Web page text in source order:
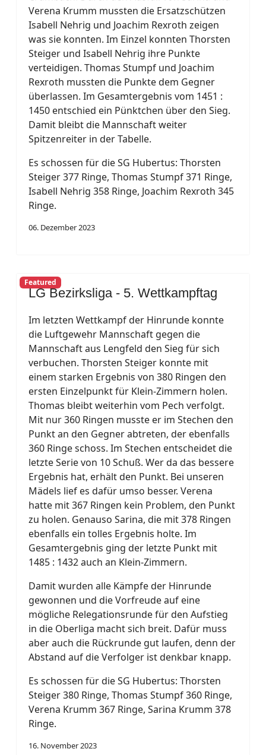
Verena Krumm mussten die Ersatzschützen
Isabell Nehrig und Joachim Rexroth zeigen
was sie konnten. Im Einzel konnten Thorsten
Steiger und Isabell Nehrig ihre Punkte
verteidigen. Thomas Stumpf und Joachim
Rexroth mussten die Punkte dem Gegner
überlassen. Im Gesamtergebnis vom 1451 :
1450 entschied ein Pünktchen über den Sieg.
Damit bleibt die Mannschaft weiter
Spitzenreiter in der Tabelle.
Es schossen für die SG Hubertus: Thorsten
Steiger 377 Ringe, Thomas Stumpf 371 Ringe,
Isabell Nehrig 358 Ringe, Joachim Rexroth 345
Ringe.
06. Dezember 2023
Featured
LG Bezirksliga - 5. Wettkampftag
Im letzten Wettkampf der Hinrunde konnte
die Luftgewehr Mannschaft gegen die
Mannschaft aus Lengfeld den Sieg für sich
verbuchen. Thorsten Steiger konnte mit
einem starken Ergebnis von 380 Ringen den
ersten Einzelpunkt für Klein-Zimmern holen.
Thomas bleibt weiterhin vom Pech verfolgt.
Mit nur 360 Ringen musste er im Stechen den
Punkt an den Gegner abtreten, der ebenfalls
360 Ringe schoss. Im Stechen entscheidet die
letzte Serie von 10 Schuß. Wer da das bessere
Ergebnis hat, erhält den Punkt. Bei unseren
Mädels lief es dafür umso besser. Verena
hatte mit 367 Ringen kein Problem, den Punkt
zu holen. Genauso Sarina, die mit 378 Ringen
ebenfalls ein tolles Ergebnis holte. Im
Gesamtergebnis ging der letzte Punkt mit
1485 : 1432 auch an Klein-Zimmern.
Damit wurden alle Kämpfe der Hinrunde
gewonnen und die Vorfreude auf eine
mögliche Relegationsrunde für den Aufstieg
in die Oberliga macht sich breit. Dafür muss
aber auch die Rückrunde gut laufen, denn der
Abstand auf die Verfolger ist denkbar knapp.
Es schossen für die SG Hubertus: Thorsten
Steiger 380 Ringe, Thomas Stumpf 360 Ringe,
Verena Krumm 367 Ringe, Sarina Krumm 378
Ringe.
16. November 2023